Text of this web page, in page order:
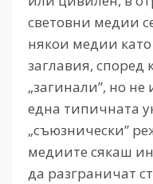
световни медии
някои медии като
заглавия, според
„загинали”, но не
една типичната
„съюзнически”
медиите сякаш
да разграничат